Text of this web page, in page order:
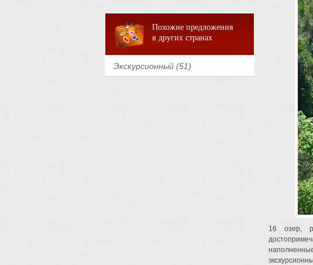
Похожие предложения
в других странах
Экскурсионный (51)
16 озер,